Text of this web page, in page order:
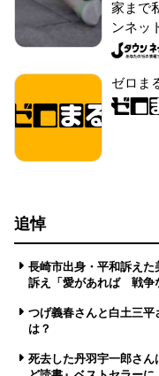
家まで
ンネッ
ゼロま
追悼
長崎市出身・平和訴え
訴え「愛があれば 戦争
つげ義春さんと白土三
は？
死去した丹羽宇一郎さ